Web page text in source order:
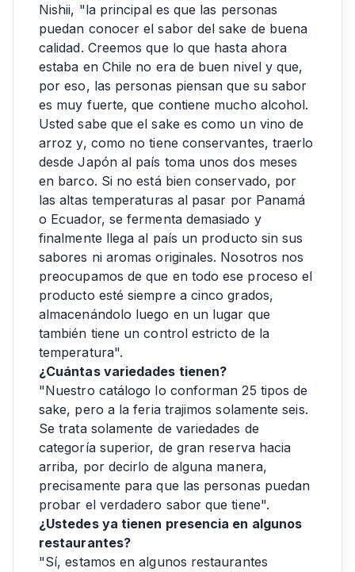
Nishii, "la principal es que las personas
puedan conocer el sabor del sake de buena
calidad. Creemos que lo que hasta ahora
estaba en Chile no era de buen nivel y que,
por eso, las personas piensan que su sabor
es muy fuerte, que contiene mucho alcohol.
Usted sabe que el sake es como un vino de
arroz y, como no tiene conservantes, traerlo
desde Japón al país toma unos dos meses
en barco. Si no está bien conservado, por
las altas temperaturas al pasar por Panamá
o Ecuador, se fermenta demasiado y
finalmente llega al país un producto sin sus
sabores ni aromas originales. Nosotros nos
preocupamos de que en todo ese proceso el
producto esté siempre a cinco grados,
almacenándolo luego en un lugar que
también tiene un control estricto de la
temperatura".
¿Cuántas variedades tienen?
"Nuestro catálogo lo conforman 25 tipos de
sake, pero a la feria trajimos solamente seis.
Se trata solamente de variedades de
categoría superior, de gran reserva hacia
arriba, por decirlo de alguna manera,
precisamente para que las personas puedan
probar el verdadero sabor que tiene".
¿Ustedes ya tienen presencia en algunos
restaurantes?
"Sí, estamos en algunos restaurantes